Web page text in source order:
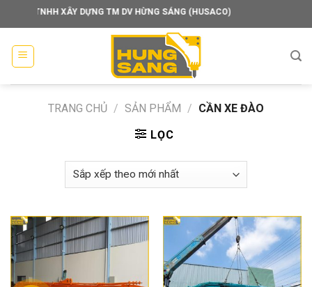
to
content
DỰNG TM DV HỪNG SÁNG (HUSACO)
TRANG CHỦ / SẢN PHẨM / CẦN XE ĐÀO
LỌC